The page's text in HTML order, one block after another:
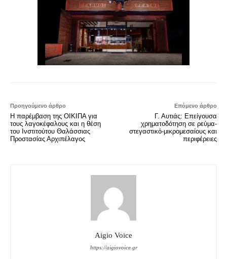
Προηγούμενο άρθρο
Η παρέμβαση της ΟΙΚΙΠΑ για
τους λαγοκέφαλους και η θέση
του Ινστιτούτου Θαλάσσιας
Προστασίας Αρχιπέλαγος
Επόμενο άρθρο
Γ. Αυτιάς: Επείγουσα
χρηματοδότηση σε ρεύμα-
στεγαστικό-μικρομεσαίους και
περιφέρειες
Aigio Voice
https://aigiovoice.gr